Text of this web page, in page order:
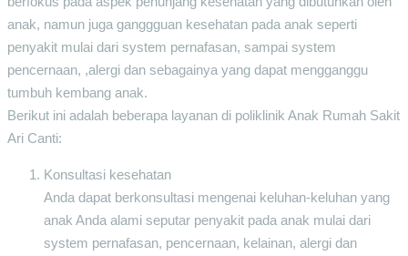
anak, namun juga ganggguan kesehatan pada anak seperti
penyakit mulai dari system pernafasan, sampai system
pencernaan, ,alergi dan sebagainya yang dapat mengganggu
tumbuh kembang anak.
Berikut ini adalah beberapa layanan di poliklinik Anak Rumah Sakit
Ari Canti:
Konsultasi kesehatan
Anda dapat berkonsultasi mengenai keluhan-keluhan yang
anak Anda alami seputar penyakit pada anak mulai dari
system pernafasan, pencernaan, kelainan, alergi dan